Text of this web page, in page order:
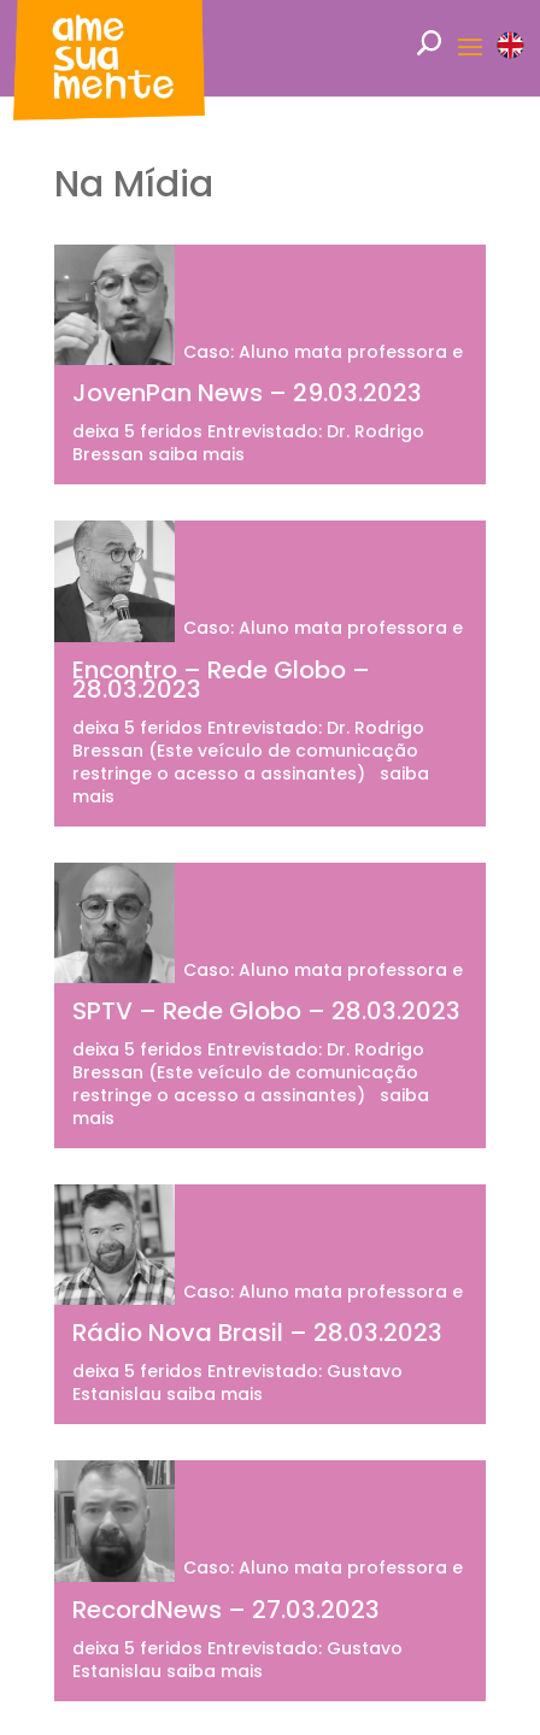
Na Mídia
JovenPan News – 29.03.2023
Caso: Aluno mata professora e
deixa 5 feridos Entrevistado: Dr. Rodrigo
Bressan saiba mais
Encontro – Rede Globo –
28.03.2023
Caso: Aluno mata professora e
deixa 5 feridos Entrevistado: Dr. Rodrigo
Bressan (Este veículo de comunicação
restringe o acesso a assinantes) saiba
mais
SPTV – Rede Globo – 28.03.2023
Caso: Aluno mata professora e
deixa 5 feridos Entrevistado: Dr. Rodrigo
Bressan (Este veículo de comunicação
restringe o acesso a assinantes) saiba
mais
Rádio Nova Brasil – 28.03.2023
Caso: Aluno mata professora e
deixa 5 feridos Entrevistado: Gustavo
Estanislau saiba mais
RecordNews – 27.03.2023
Caso: Aluno mata professora e
deixa 5 feridos Entrevistado: Gustavo
Estanislau saiba mais